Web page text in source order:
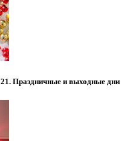
Праздничные и выходные дни